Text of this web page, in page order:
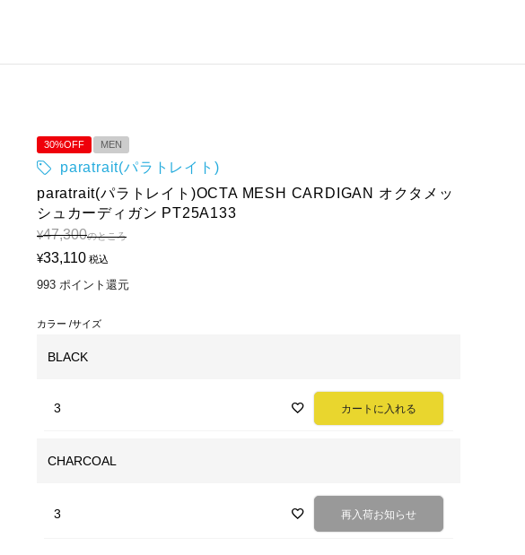
30%OFF MEN
paratrait(パラトレイト)
paratrait(パラトレイト)OCTA MESH CARDIGAN オクタメッ
シュカーディガン PT25A133
¥47,300のところ
¥33,110 税込
993 ポイント還元
カラー サイズ
BLACK
3 カートに入れる
CHARCOAL
3 再入荷お知らせ